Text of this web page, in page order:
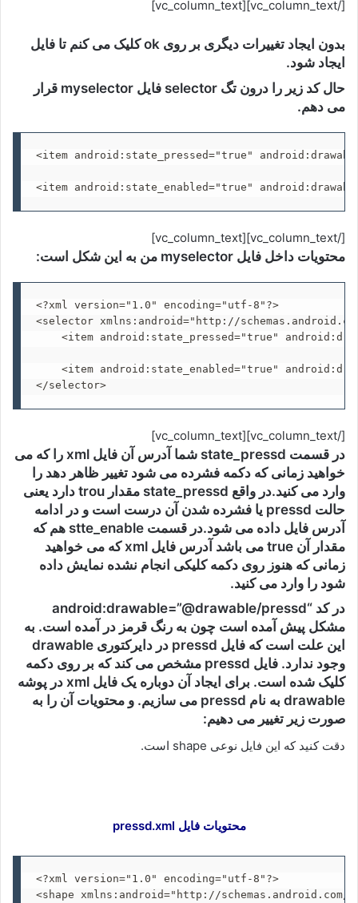
[/vc_column_text][vc_column_text]
بدون ایجاد تغییرات دیگری بر روی ok کلیک می کنم تا فایل
ایجاد شود.
حال کد زیر را درون تگ selector فایل myselector قرار
می دهم.
<item android:state_pressed="true"
<item android:state_enabled="true"
[/vc_column_text][vc_column_text]
محتویات داخل فایل myselector من به این شکل است:
<?xml version="1.0" encoding="utf-8"?>
<selector xmlns:android="http://
<item android:state_pressed="true"
<item android:state_enabled="true"
</selector>
[/vc_column_text][vc_column_text]
در قسمت state_pressd شما آدرس آن فایل xml را که می
خواهید زمانی که دکمه فشرده می شود تغییر ظاهر دهد را
وارد می کنید.در واقع state_pressd مقدار trou دارد یعنی
حالت pressd یا فشرده شدن آن درست است و در ادامه
آدرس فایل داده می شود.در قسمت stte_enable هم که
مقدار آن true می باشد آدرس فایل xml که می خواهید
زمانی که هنوز روی دکمه کلیکی انجام نشده نمایش داده
شود را وارد می کنید.
در کد “android:drawable=”@drawable/pressd
مشکل پیش آمده است چون به رنگ قرمز در آمده است. به
این علت است که فایل pressd در دایرکتوری drawable
وجود ندارد. فایل pressd مشخص می کند که بر روی دکمه
کلیک شده است. برای ایجاد آن دوباره یک فایل xml در پوشه
drawable به نام pressd می سازیم. و محتویات آن را به
صورت زیر تغییر می دهیم:
دقت کنید که این فایل نوعی shape است.
محتویات فایل pressd.xml
<?xml version="1.0" encoding="utf-8"?>
<shape xmlns:android="http://schemas.android.com/